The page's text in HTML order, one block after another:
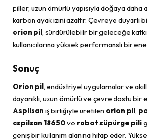
piller, uzun ömürlü yapısıyla doğaya daha
karbon ayak izini azaltır. Çevreye duyarlı
orion pil, sürdürülebilir bir geleceğe
kullanıcılarına yüksek performanslı bir
Sonuç
Orion pil, endüstriyel uygulamalar ve
dayanıklı, uzun ömürlü ve çevre dostu bir
Aspilsan iş birliğiyle üretilen orion pil,
aspilsan 18650 ve robot süpürge pili
geniş bir kullanım alanına hitap eder.